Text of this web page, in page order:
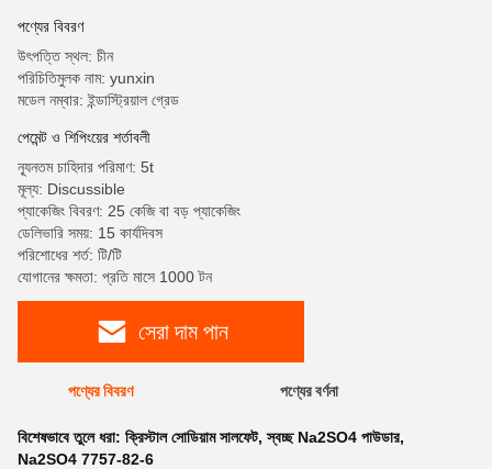
পণ্যের বিবরণ
উৎপত্তি স্থল: চীন
পরিচিতিমুলক নাম: yunxin
মডেল নম্বার: ইন্ডাস্ট্রিয়াল গ্রেড
পেমেন্ট ও শিপিংয়ের শর্তাবলী
ন্যূনতম চাহিদার পরিমাণ: 5t
মূল্য: Discussible
প্যাকেজিং বিবরণ: 25 কেজি বা বড় প্যাকেজিং
ডেলিভারি সময়: 15 কার্যদিবস
পরিশোধের শর্ত: টি/টি
যোগানের ক্ষমতা: প্রতি মাসে 1000 টন
সেরা দাম পান
পণ্যের বিবরণ পণ্যের বর্ণনা
বিশেষভাবে তুলে ধরা: ক্রিস্টাল সোডিয়াম সালফেট,স্বচ্ছ Na2SO4 পাউডার,
Na2SO4 7757-82-6